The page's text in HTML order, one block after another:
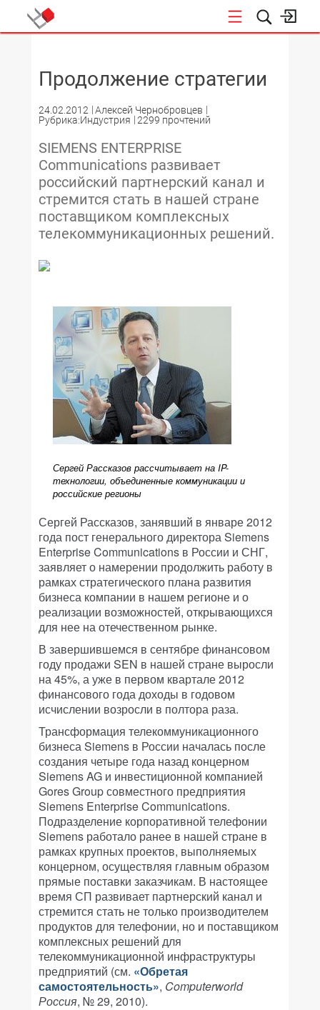
Продолжение стратегии
24.02.2012
Алексей Чернобровцев
Рубрика:Индустрия
2299 прочтений
SIEMENS ENTERPRISE
Communications развивает
российский партнерский канал и
стремится стать в нашей стране
поставщиком комплексных
телекоммуникационных решений.
Сергей Рассказов рассчитывает на IP-
технологии, объединенные коммуникации и
российские регионы
Сергей Рассказов, занявший в январе 2012
года пост генерального директора Siemens
Enterprise Communications в России и СНГ,
заявляет о намерении продолжить работу в
рамках стратегического плана развития
бизнеса компании в нашем регионе и о
реализации возможностей, открывающихся
для нее на отечественном рынке.
В завершившемся в сентябре финансовом
году продажи SEN в нашей стране выросли
на 45%, а уже в первом квартале 2012
финансового года доходы в годовом
исчислении возросли в полтора раза.
Трансформация телекоммуникационного
бизнеса Siemens в России началась после
создания четыре года назад концерном
Siemens AG и инвестиционной компанией
Gores Group совместного предприятия
Siemens Enterprise Communications.
Подразделение корпоративной телефонии
Siemens работало ранее в нашей стране в
рамках крупных проектов, выполняемых
концерном, осуществляя главным образом
прямые поставки заказчикам. В настоящее
время СП развивает партнерский канал и
стремится стать не только производителем
продуктов для телефонии, но и поставщиком
комплексных решений для
телекоммуникационной инфраструктуры
предприятий (см. «Обретая
самостоятельность», Computerworld
Россия, № 29, 2010).